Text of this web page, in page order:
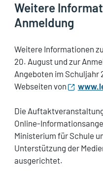
Weitere
Anmeldung
Weitere Informationen
20. August und zur
Angeboten im Schuljahr
Webseiten von
Die
Online-
Ministerium für Schule
Unterstützung der
ausgerichtet.